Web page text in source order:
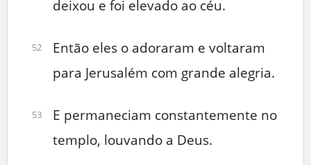
deixou e foi elevado ao céu.
52
Então eles o adoraram e voltaram
para Jerusalém com grande alegria.
53
E permaneciam constantemente no
templo, louvando a Deus.